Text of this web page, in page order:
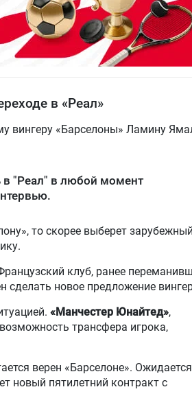
в «Реал»
вингеру «Барселоны» Ламину
в "Реал" в любой момент
то скорее выберет зарубежный
клуб, ранее
новое предложение
«Манчестер Юнайтед»,
трансфера игрока,
верен «Барселоне».
новый пятилетний контракт с